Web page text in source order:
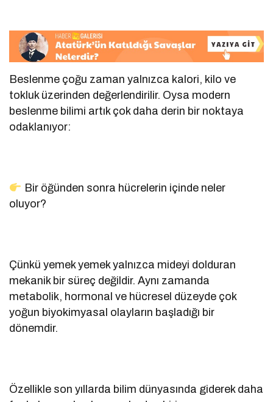
Beslenme çoğu zaman yalnızca kalori, kilo ve
tokluk üzerinden değerlendirilir. Oysa modern
beslenme bilimi artık çok daha derin bir noktaya
odaklanıyor:
Bir öğünden sonra hücrelerin içinde neler
oluyor?
Çünkü yemek yemek yalnızca mideyi dolduran
mekanik bir süreç değildir. Aynı zamanda
metabolik, hormonal ve hücresel düzeyde çok
yoğun biyokimyasal olayların başladığı bir
dönemdir.
Özellikle son yıllarda bilim dünyasında giderek daha